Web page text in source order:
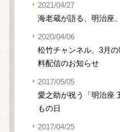
2021/04/27
海老蔵が語る、明治座
2020/04/06
松竹チャンネル、3月
料配信のお知らせ
2017/05/05
愛之助が祝う「明治座
もの日
2017/04/25